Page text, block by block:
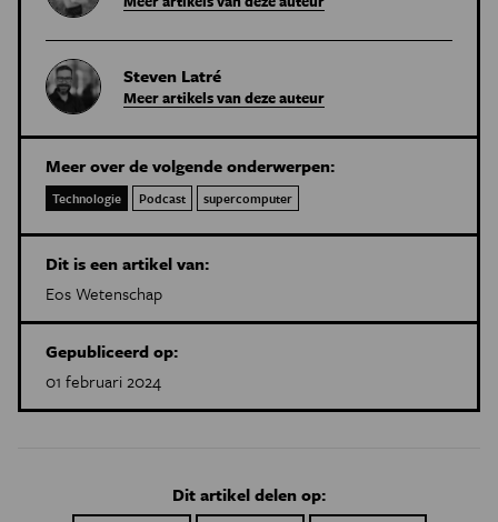
Steven Latré
Meer artikels van deze auteur
Meer over de volgende onderwerpen:
Technologie Podcast supercomputer
Dit is een artikel van:
Eos Wetenschap
Gepubliceerd op:
01 februari 2024
Dit artikel delen op: